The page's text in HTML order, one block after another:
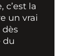
c’est la
un vrai
du